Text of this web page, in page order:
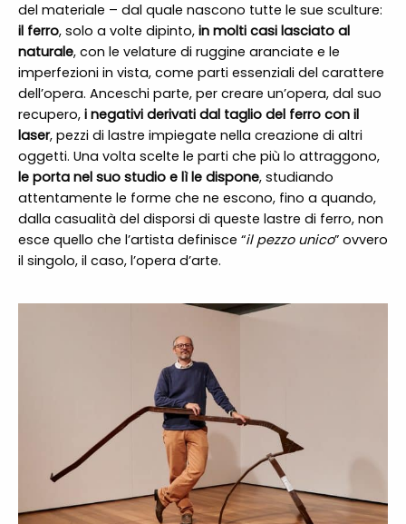
del materiale – dal quale nascono tutte le sue sculture:
il ferro, solo a volte dipinto, in molti casi lasciato al
naturale, con le velature di ruggine aranciate e le
imperfezioni in vista, come parti essenziali del carattere
dell’opera. Anceschi parte, per creare un’opera, dal suo
recupero, i negativi derivati dal taglio del ferro con il
laser, pezzi di lastre impiegate nella creazione di altri
oggetti. Una volta scelte le parti che più lo attraggono,
le porta nel suo studio e lì le dispone, studiando
attentamente le forme che ne escono, fino a quando,
dalla casualità del disporsi di queste lastre di ferro, non
esce quello che l’artista definisce “il pezzo unico” ovvero
il singolo, il caso, l’opera d’arte.